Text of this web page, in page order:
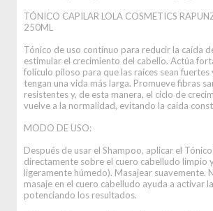
TÓNICO CAPILAR LOLA COSMETICS
250ML
Tónico de uso contínuo para reducir la caída
estimular el crecimiento del cabello. Actúa
folículo piloso para que las raíces sean fuertes
tengan una vida más larga. Promueve fibras
resistentes y, de esta manera, el ciclo de
vuelve a la normalidad, evitando la caída
MODO DE USO:
Después de usar el Shampoo, aplicar el
directamente sobre el cuero cabelludo limpio
ligeramente húmedo). Masajear suavemente.
masaje en el cuero cabelludo ayuda a activar
potenciando los resultados.